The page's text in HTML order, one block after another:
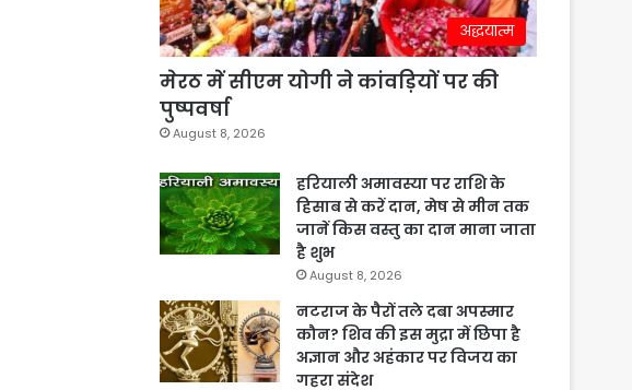
अद्धयात्म
मेरठ में सीएम योगी ने कांवड़ियों पर की
पुष्पवर्षा
August 8, 2026
हरियाली अमावस्या पर राशि के
हिसाब से करें दान, मेष से मीन तक
जानें किस वस्तु का दान माना जाता
है शुभ
August 8, 2026
नटराज के पैरों तले दबा अपस्मार
कौन? शिव की इस मुद्रा में छिपा है
अज्ञान और अहंकार पर विजय का
गहरा संदेश